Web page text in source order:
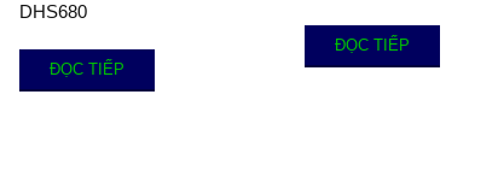
DHS680
ĐỌC TIẾP
ĐỌC TIẾP